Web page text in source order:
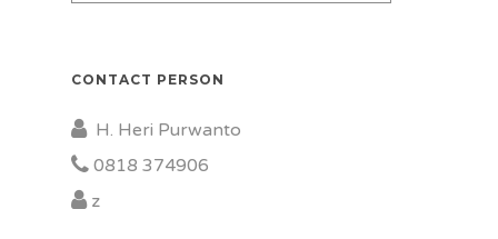
CONTACT PERSON
H. Heri Purwanto
0818 374906
z